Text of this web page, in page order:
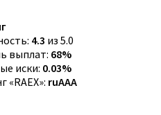
4.3 из 5.0
выплат: 68%
иски: 0.03%
«RAEX»: ruAAA